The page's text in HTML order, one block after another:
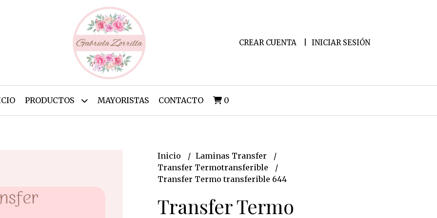
CREAR CUENTA INICIAR SESIÓN
PRODUCTOS MAYORISTAS CONTACTO 0
Inicio
Laminas Transfer
Transfer Termotransferible
Transfer Termo transferible 644
Transfer Termo